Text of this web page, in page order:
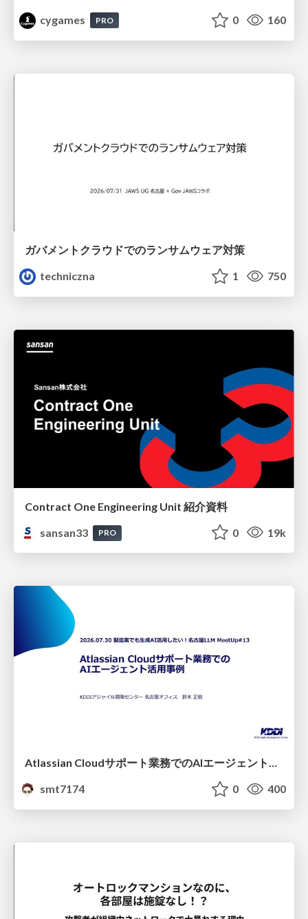
cygames PRO 0 160
ガバメントクラウドでのランサムウェア対策
techniczna
1 750
Contract One Engineering Unit 紹介資料
sansan33
PRO 0 19k
Atlassian Cloudサポート業務でのAIエージェント活用事例
smt7174
0 400